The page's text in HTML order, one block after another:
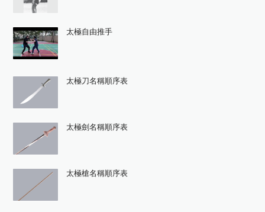
太極自由推手
太極刀名稱順序表
太極劍名稱順序表
太極槍名稱順序表